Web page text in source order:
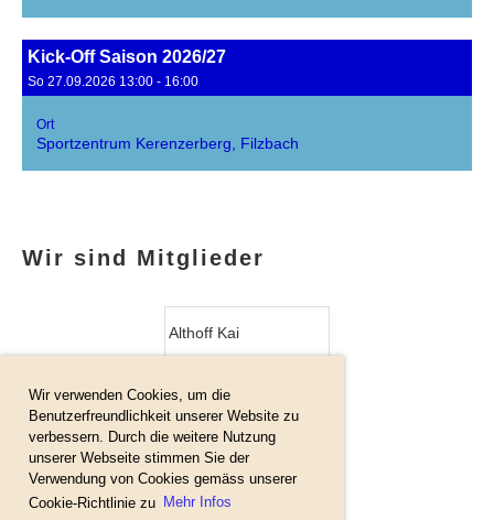
Wir verwenden Cookies, um die
Benutzerfreundlichkeit unserer Website zu
verbessern. Durch die weitere Nutzung
unserer Webseite stimmen Sie der
Verwendung von Cookies gemäss unserer
Cookie-Richtlinie zu Mehr Infos
Kick-Off Saison 2026/27
So 27.09.2026 13:00 - 16:00
Ort
Sportzentrum Kerenzerberg, Filzbach
Wir sind Mitglieder
Althoff Kai
Gisler Fabian
Weber Silvio